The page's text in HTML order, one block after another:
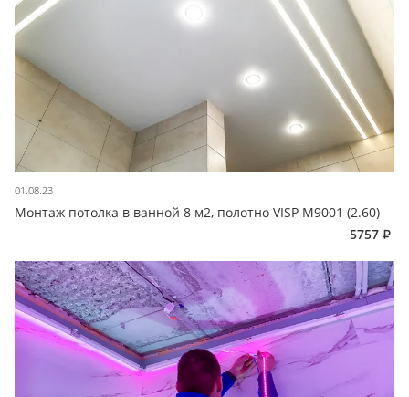
01.08.23
Монтаж потолка в ванной 8 м2, полотно VISP M9001 (2.60)
5757